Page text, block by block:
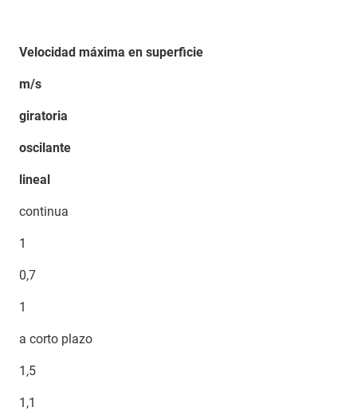
Velocidad máxima en superficie
m/s
giratoria
oscilante
lineal
continua
1
0,7
1
a corto plazo
1,5
1,1